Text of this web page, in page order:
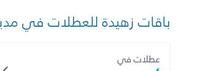
باقات زهيدة للعطلات في
عطلات في